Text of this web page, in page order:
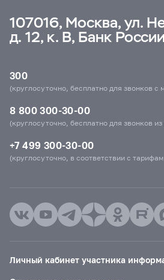
107016, Москва, ул.
д. 12, к. В, Банк России
300
(круглосуточно, бесплатно для звонков с
8 800 300-30-00
(круглосуточно, бесплатно для звонков
+7 499 300-30-00
(круглосуточно, в соответствии с
Личный кабинет участника